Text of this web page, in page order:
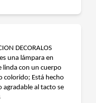
DECORALOS
una lámpara en
linda con un cuerpo
colorido; Está hecho
agradable al tacto se